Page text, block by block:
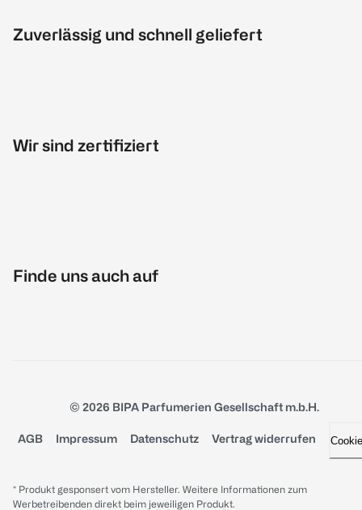
Zuverlässig und schnell geliefert
Wir sind zertifiziert
Finde uns auch auf
© 2026 BIPA Parfumerien Gesellschaft m.b.H.
AGB Impressum Datenschutz Vertrag widerrufen
* Produkt gesponsert vom Hersteller. Weitere Informationen zum
Werbetreibenden direkt beim jeweiligen Produkt.